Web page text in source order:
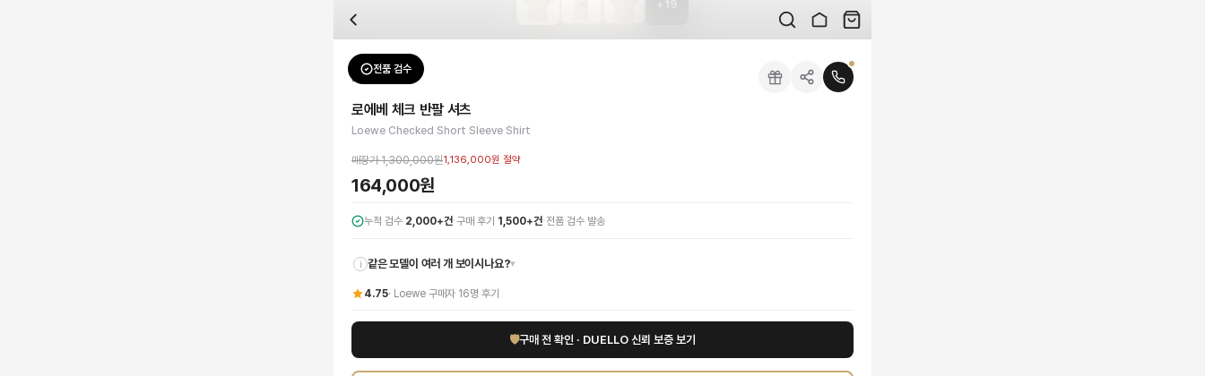
전문 스태프가 실물 상품을 직접 확인한 후 검수 사진을 제공합니다. 가죽 재질, 로고 각인, 스티치 간격, 하드웨어 색상, 내부 마감을 확인하며, 상품당 평균 4~8장의 검수 사진을 받아보실 수 있습니다.
수령 후 7일 이내 신청하시면 상품 하자, 사이즈 불일치, 고객 변심 모두 교환·반품이 가능합니다. 고객 변심 시 반품 배송비는 고객 부담이며, 상품 하자 시에는 무료입니다.
네, 쿠폰과 적립금을 결제 시 함께 사용하실 수 있습니다. 적립금은 1,000원 이상부터 사용 가능합니다.
상품 상세의 사이즈 정보를 참고해 선택하시고, 사이즈 선택이 어려우시면 카카오톡 1:1 상담으로 체형에 맞는 사이즈를 안내받으실 수 있습니다.
로에베(Loewe)의 정교한 미학이 돋보이는 체크 반팔 셔츠로 고급스러운 여름 스타일을 완성하세요. 섬세한 베이지 컬러 체크 패턴은 세련되면서도 편안한 무드를 선사하며, 최고급 소재로 제작되어 부드러운 착용감과 뛰어난 통기성을 자랑합니
+ 19
전품 검수
Loewe셔츠
로에베 체크 반팔 셔츠
Loewe Checked Short Sleeve Shirt
매장가1,300,000원1,136,000원 절약
164,000원
누적 검수 2,000+건·구매 후기 1,500+건· 전품 검수 발송
i 같은 모델이 여러 개 보이시나요?▾
4.75· Loewe 구매자 16명 후기
🛡구매 전 확인 · DUELLO 신뢰 보증 보기